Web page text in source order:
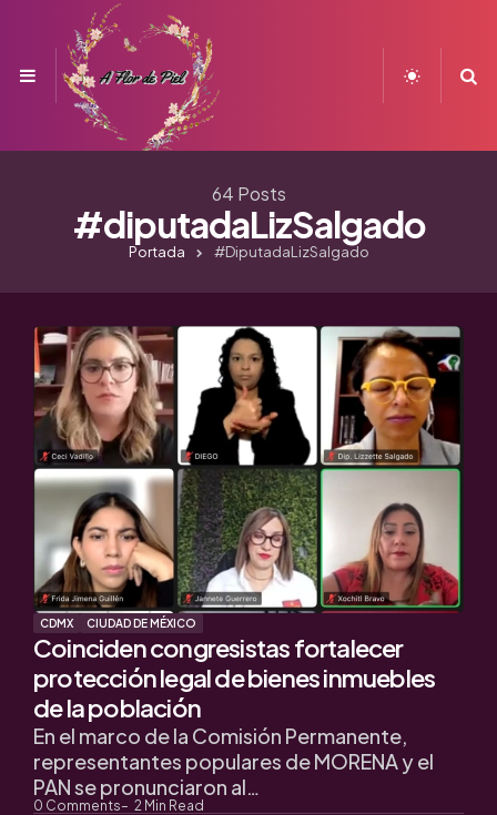
Menu
64 Posts
#diputadaLizSalgado
Portada #diputadaLizSalgado
CDMX CIUDAD DE MÉXICO
Coinciden congresistas fortalecer
protección legal de bienes inmuebles
de la población
0 Comments 2 Min Read
En el marco de la Comisión Permanente,
representantes populares de MORENA y el
PAN se pronunciaron al…